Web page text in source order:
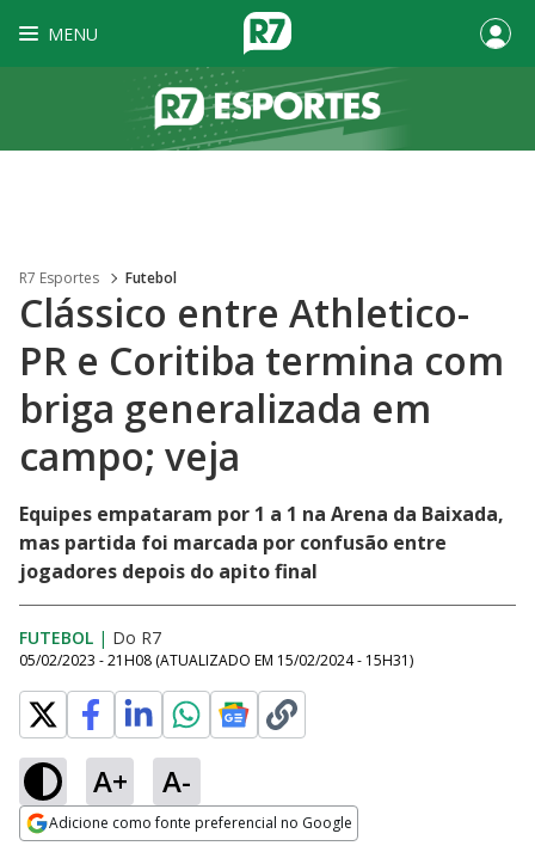
MENU
R7 Esportes Futebol
Clássico entre Athletico-
PR e Coritiba termina com
briga generalizada em
campo; veja
Equipes empataram por 1 a 1 na Arena da Baixada,
mas partida foi marcada por confusão entre
jogadores depois do apito final
FUTEBOL | Do R7
05/02/2023 - 21H08 (ATUALIZADO EM 15/02/2024 - 15H31)
A+ A-
Adicione como fonte preferencial no Google